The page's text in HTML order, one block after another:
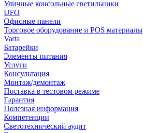
Уличные консольные светильники
UFO
Офисные панели
Торговое оборудование и POS материалы
Varta
Батарейки
Элементы питания
Услуги
Консультация
Монтаж/демонтаж
Поставка в тестовом режиме
Гарантия
Полезная информация
Компетенции
Светотехнический аудит